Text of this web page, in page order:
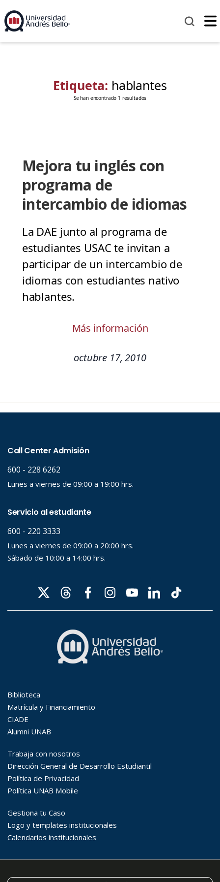
Etiqueta: hablantes
Se han encontrado 1 resultados
Mejora tu inglés con
programa de
intercambio de idiomas
La DAE junto al programa de
estudiantes USAC te invitan a
participar de un intercambio de
idiomas con estudiantes nativo
hablantes.
Más información
octubre 17, 2010